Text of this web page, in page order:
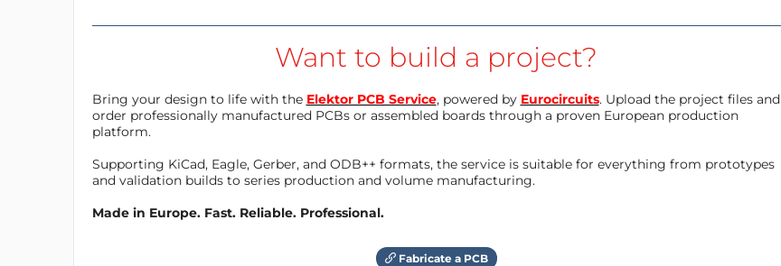
Want to build a project?
Bring your design to life with the Elektor PCB Service, powered by Eurocircuits. Upload the project files and
order professionally manufactured PCBs or assembled boards through a proven European production
platform.
Supporting KiCad, Eagle, Gerber, and ODB++ formats, the service is suitable for everything from prototypes
and validation builds to series production and volume manufacturing.
Made in Europe. Fast. Reliable. Professional.
Fabricate a PCB